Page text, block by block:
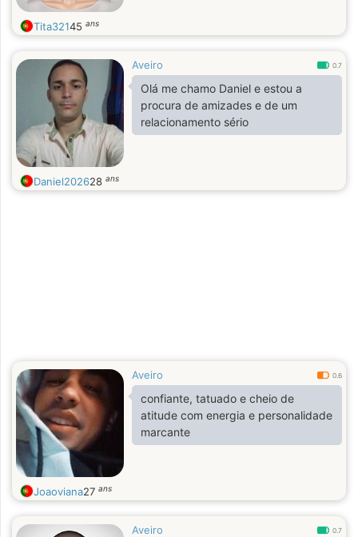
Tita32145 ans
Aveiro 0.7
Olá me chamo Daniel e estou a
procura de amizades e de um
relacionamento sério
Daniel202628 ans
Aveiro 0.6
confiante, tatuado e cheio de
atitude com energia e personalidade
marcante
Joaoviana27 ans
Aveiro 0.7